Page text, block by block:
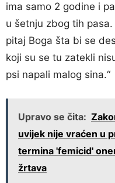
ima samo 2 godine i
u šetnju zbog tih
pitaj Boga šta bi se
koji su se tu zatekli
psi napali malog sina.“
Upravo se čita:
uvijek nije vraćen u
termina 'femicid'
žrtava